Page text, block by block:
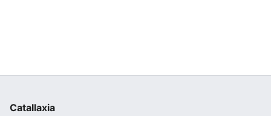
Catallaxia